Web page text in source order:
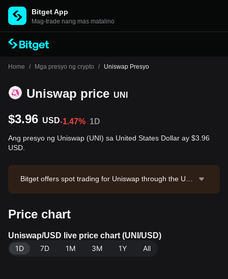
Bitget App
Mag-trade nang mas matalino
Home / Mga presyo ng crypto / Uniswap Presyo
Uniswap price UNI
$3.96 USD-1.47% 1D
Ang presyo ng Uniswap (UNI) sa United States Dollar ay $3.96
USD.
Bitget offers spot trading for Uniswap through the UNI/
niswap has a market capitalization of $2,475,722,233.
ce: Bitget Exchange. Last updated: 2026-08-09 05:47:
46.
Price chart
Uniswap/USD live price chart (UNI/USD)
1D
7D 1M 3M 1Y All